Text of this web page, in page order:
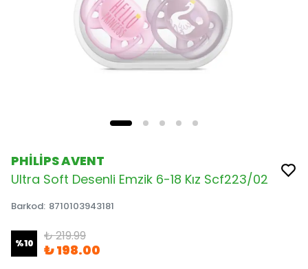
PHİLİPS AVENT
Ultra Soft Desenli Emzik 6-18 Kız Scf223/02
Barkod: 8710103943181
%10 ₺ 219.99
₺ 198.00